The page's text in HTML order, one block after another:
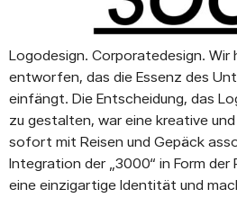
Logodesign. Corporatedesign. Wir
entworfen, das die Essenz des
einfängt. Die Entscheidung, das
zu gestalten, war eine kreative
sofort mit Reisen und Gepäck
Integration der „3000“ in Form der
eine einzigartige Identität und